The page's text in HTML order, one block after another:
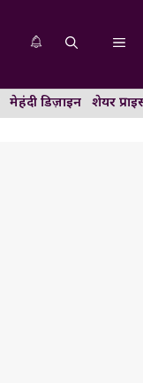
मेहंदी डिज़ाइन शेयर